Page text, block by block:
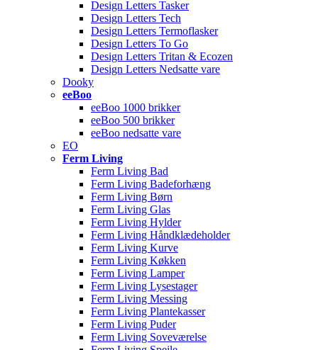
Design Letters Tasker
Design Letters Tech
Design Letters Termoflasker
Design Letters To Go
Design Letters Tritan & Ecozen
Design Letters Nedsatte vare
Dooky
eeBoo
eeBoo 1000 brikker
eeBoo 500 brikker
eeBoo nedsatte vare
EO
Ferm Living
Ferm Living Bad
Ferm Living Badeforhæng
Ferm Living Børn
Ferm Living Glas
Ferm Living Hylder
Ferm Living Håndklædeholder
Ferm Living Kurve
Ferm Living Køkken
Ferm Living Lamper
Ferm Living Lysestager
Ferm Living Messing
Ferm Living Plantekasser
Ferm Living Puder
Ferm Living Soveværelse